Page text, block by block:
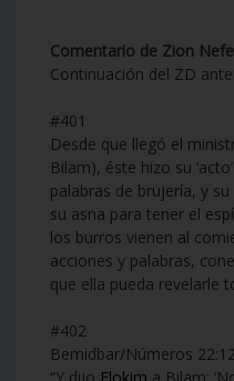
Comentario de Zion
Continuación del ZD
#401
Desde que llegó el
Bilam), éste hizo su
palabras de brujería, y
su asna para tener el
los burros vienen al
acciones y palabras,
que ella pueda revelarle
#402
Bemidbar/Números